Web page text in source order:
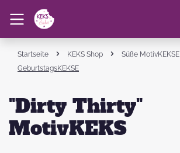
Startseite KEKS Shop
Süße MotivKEKSE
GeburtstagsKEKSE
"Dirty Thirty"
MotivKEKS